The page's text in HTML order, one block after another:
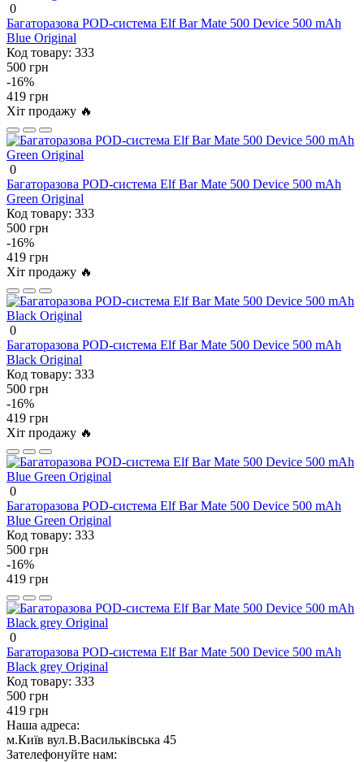
0
Багаторазова POD-система Elf Bar Mate 500 Device 500 mAh
Blue Original
Код товару: 333
500 грн
-16%
419 грн
Хіт продажу 🔥
0
Багаторазова POD-система Elf Bar Mate 500 Device 500 mAh
Green Original
Код товару: 333
500 грн
-16%
419 грн
Хіт продажу 🔥
0
Багаторазова POD-система Elf Bar Mate 500 Device 500 mAh
Black Original
Код товару: 333
500 грн
-16%
419 грн
Хіт продажу 🔥
0
Багаторазова POD-система Elf Bar Mate 500 Device 500 mAh
Blue Green Original
Код товару: 333
500 грн
-16%
419 грн
0
Багаторазова POD-система Elf Bar Mate 500 Device 500 mAh
Black grey Original
Код товару: 333
500 грн
419 грн
Наша адреса:
м.Київ вул.В.Васильківська 45
Зателефонуйте нам: